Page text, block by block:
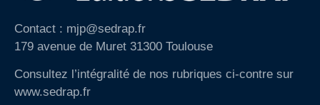
Contact : mjp@sedrap.fr
179 avenue de Muret 31300 Toulouse
Consultez l’intégralité de nos rubriques ci-contre sur
www.sedrap.fr